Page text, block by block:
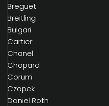
Breguet
Breitling
Bulgari
Cartier
Chanel
Chopard
Corum
Czapek
Daniel Roth